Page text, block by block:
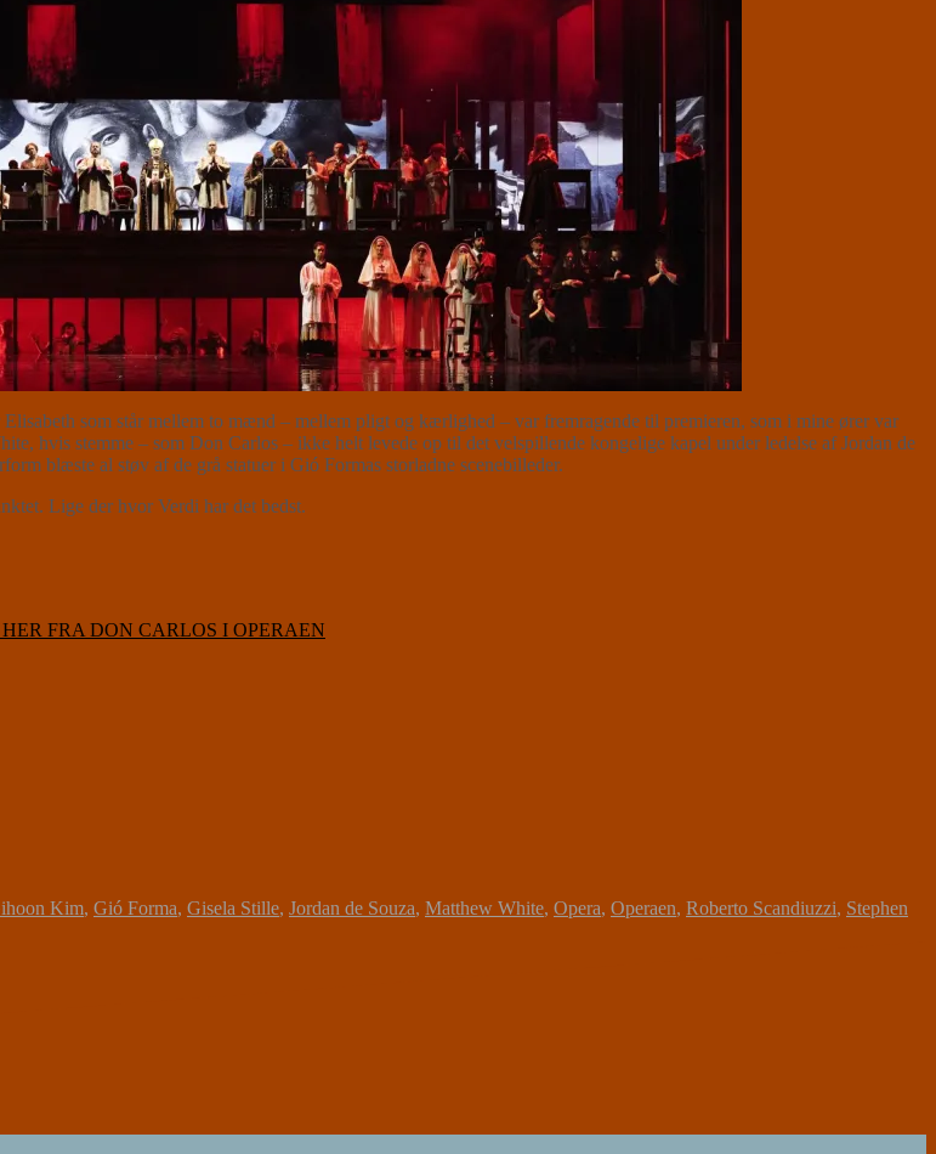
som står mellem to mænd – mellem pligt og kærlighed – var fremragende til premieren, som i mine ører var
hvis stemme – som Don Carlos – ikke helt levede op til det velspillende kongelige kapel under ledelse af Jordan de
blæste al støv af de grå statuer i Gió Formas storladne scenebilleder.
Lige der hvor Verdi har det bedst.
HER FRA DON CARLOS I OPERAEN
Kim, Gió Forma, Gisela Stille, Jordan de Souza, Matthew White, Opera, Operaen, Roberto Scandiuzzi, Stephen